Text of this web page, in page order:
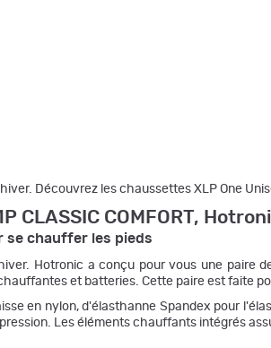
Découvrez les chaussettes XLP One
CLASSIC COMFORT,
se chauffer les pieds
Hotronic a conçu pour vous une paire
et batteries. Cette paire est faite
en nylon, d'élasthanne Spandex pour
Les éléments chauffants intégrés